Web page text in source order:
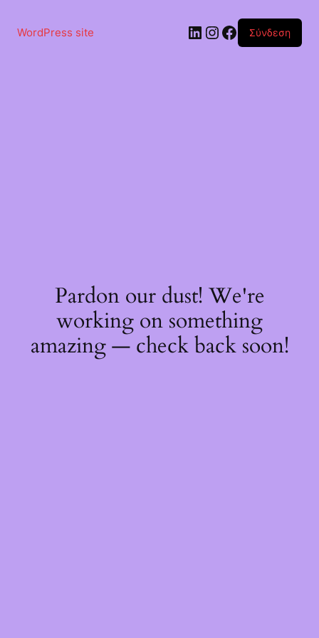
περιεχόμενο
WordPress site Linkedin
Instagram
Facebook
Σύνδεση
Pardon our dust! We're
working on something
amazing — check back soon!